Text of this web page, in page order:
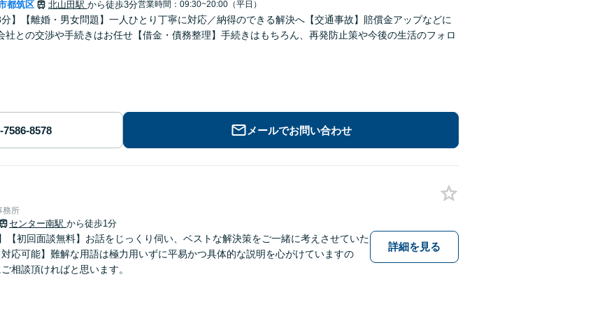
都筑区 北山田駅 から徒歩3分営業時間：09:30~20:00（平日）
分】【離婚・男女問題】一人ひとり丁寧に対応／納得のできる解決へ【交通事故】賠償金アップなどに
社との交渉や手続きはお任せ【借金・債務整理】手続きはもちろん、再発防止策や今後の生活のフォロ
メールでお問い合わせ
務所
センター南駅 から徒歩1分
【初回面談無料】お話をじっくり伺い、ベストな解決策をご一緒に考えさせていた
応可能】難解な用語は極力用いずに平易かつ具体的な説明を心がけていますの
相談頂ければと思います。
詳細を見る